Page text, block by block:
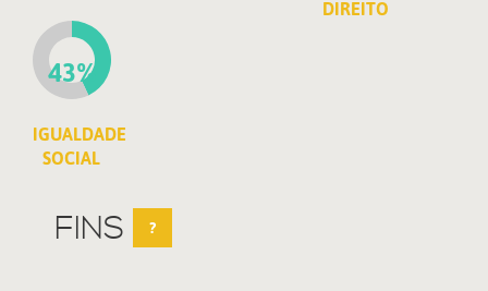
DIREITO
43%
IGUALDADE
SOCIAL
FINS ?